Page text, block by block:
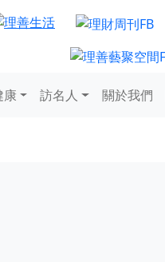
康 訪名人 關於我們